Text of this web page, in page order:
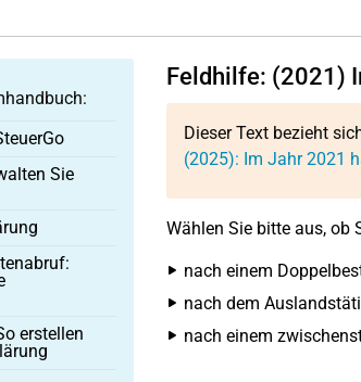
Feldhilfe: (2021)
Dieser Text bezieht
(2025): Im Jahr 2021
Wählen Sie bitte aus, ob
nach einem
nach dem
nach einem
Sie
erstellen